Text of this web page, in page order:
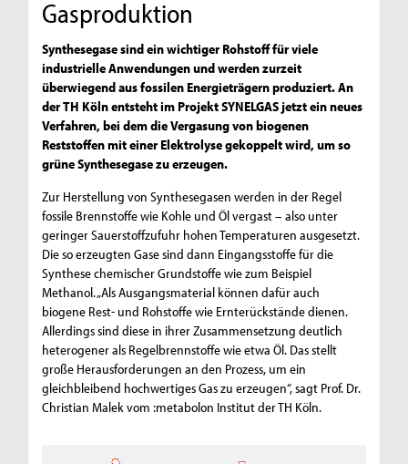
Gasproduktion
Synthesegase sind ein wichtiger Rohstoff für viele
industrielle Anwendungen und werden zurzeit
überwiegend aus fossilen Energieträgern produziert. An
der TH Köln entsteht im Projekt SYNELGAS jetzt ein neues
Verfahren, bei dem die Vergasung von biogenen
Reststoffen mit einer Elektrolyse gekoppelt wird, um so
grüne Synthesegase zu erzeugen.
Zur Herstellung von Synthesegasen werden in der Regel
fossile Brennstoffe wie Kohle und Öl vergast – also unter
geringer Sauerstoffzufuhr hohen Temperaturen ausgesetzt.
Die so erzeugten Gase sind dann Eingangsstoffe für die
Synthese chemischer Grundstoffe wie zum Beispiel
Methanol. „Als Ausgangsmaterial können dafür auch
biogene Rest- und Rohstoffe wie Ernterückstände dienen.
Allerdings sind diese in ihrer Zusammensetzung deutlich
heterogener als Regelbrennstoffe wie etwa Öl. Das stellt
große Herausforderungen an den Prozess, um ein
gleichbleibend hochwertiges Gas zu erzeugen“, sagt Prof. Dr.
Christian Malek vom :metabolon Institut der TH Köln.